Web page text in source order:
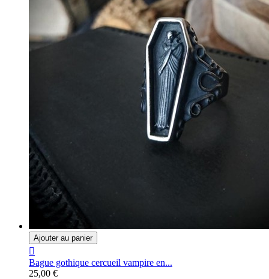
Ajouter au panier

Bague gothique cercueil vampire en...
25,00 €